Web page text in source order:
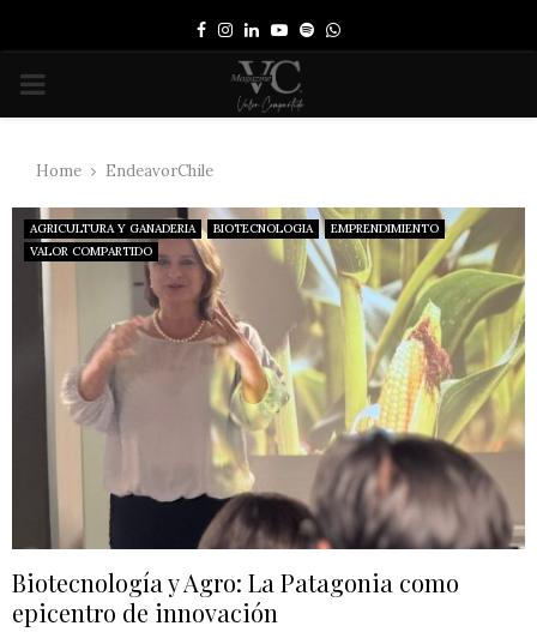
Facebook
Instagram
LinkedinYoutube
SpotifyWhatsapp
PRIMARY
Home EndeavorChile
AGRICULTURA Y GANADERIA BIOTECNOLOGIA
EMPRENDIMIENTO
VALOR COMPARTIDO
Biotecnología y Agro: La Patagonia como
epicentro de innovación